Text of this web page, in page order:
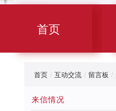
首页
首页 / 互动交流 / 留言板 /
来信情况